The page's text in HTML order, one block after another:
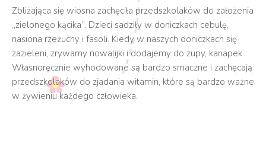
Zbliżająca się wiosna zachęciła przedszkolaków do założenia
„zielonego kącika”. Dzieci sadziły w doniczkach cebulę,
nasiona rzeżuchy i fasoli. Kiedy w naszych doniczkach się
zazieleni, zrywamy nowalijki i dodajemy do zupy, kanapek.
Własnoręcznie wyhodowane są bardzo smaczne i zachęcają
przedszkolaków do zjadania witamin, które są bardzo ważne
w żywieniu każdego człowieka.